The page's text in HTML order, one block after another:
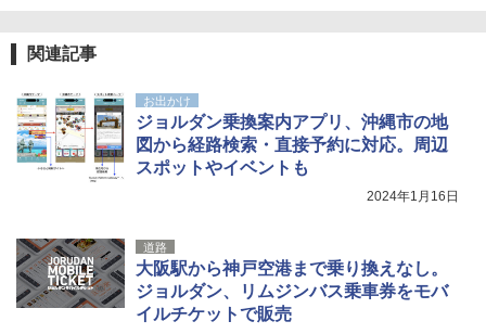
[キャンパーズコレクション 山善] 傘みたいに
広げるだけ パッとサッとテント キューブワ
イド ブラックコーティング フルクローズ メ
ッシュ 4人用 簡単設置 ポップアップテント P
ポインターライト 強力 小型 緑色/赤色/青紫色
USB充電式 高精度 超長距離照射 長時間使用
可能 安全ロック付き 高安全性 金属製耐久 コ
ンパクト多機能設計 持ち運び便利 アウトド
関連記事
お出かけ
ジョルダン乗換案内アプリ、沖縄市の地
図から経路検索・直接予約に対応。周辺
スポットやイベントも
2024年1月16日
道路
大阪駅から神戸空港まで乗り換えなし。
ジョルダン、リムジンバス乗車券をモバ
イルチケットで販売